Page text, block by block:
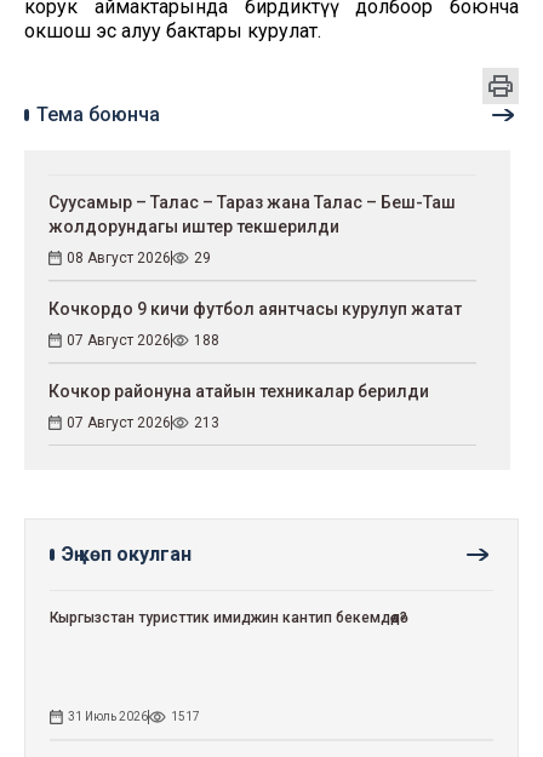
корук аймактарында бирдиктүү долбоор боюнча
окшош эс алуу бактары курулат.
Тема боюнча
Суусамыр – Талас – Тараз жана Талас – Беш-Таш
жолдорундагы иштер текшерилди
08 Август 2026 29
Кочкордо 9 кичи футбол аянтчасы курулуп жатат
07 Август 2026 188
Кочкор районуна атайын техникалар берилди
07 Август 2026 213
Эң көп окулган
Кыргызстан туристтик имиджин кантип бекемдөөдө?
31 Июль 2026 1517